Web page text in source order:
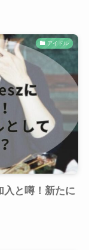
アイドル
入と噂！新たに